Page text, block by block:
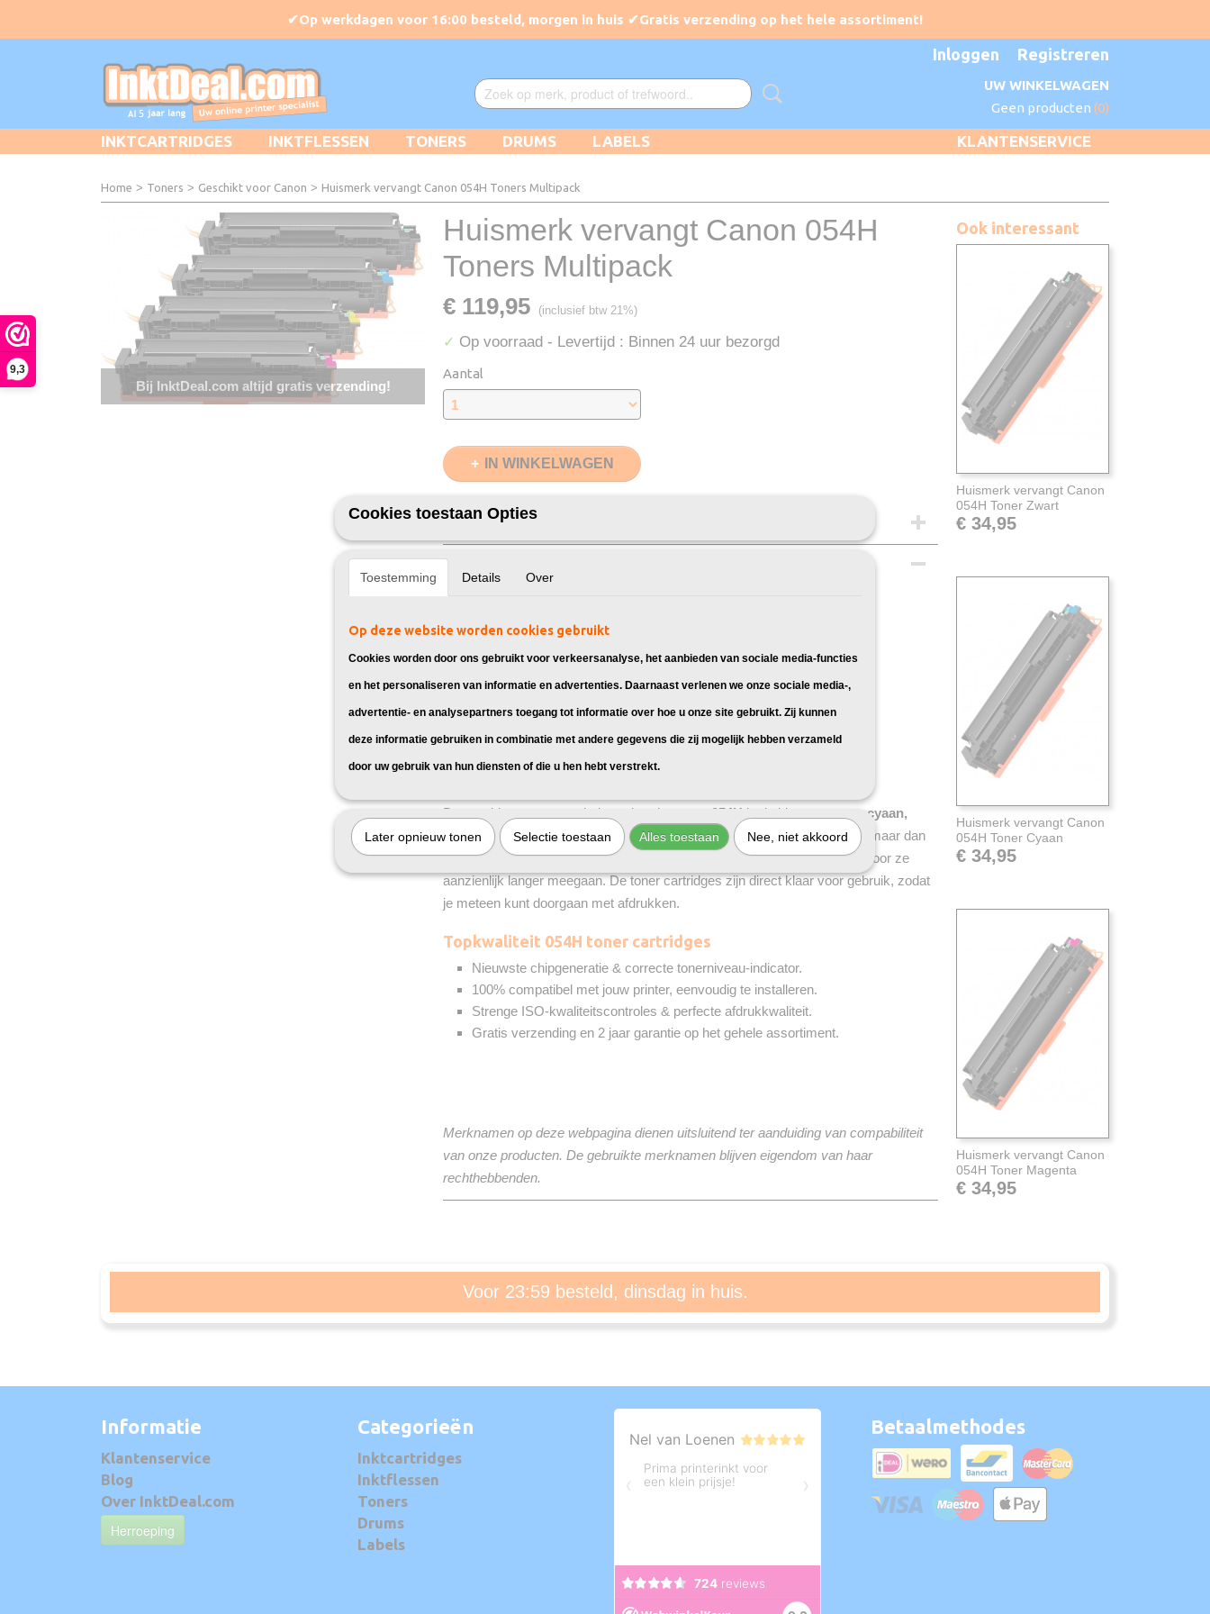
9,3
Inloggen Registreren
UW WINKELWAGEN
Geen producten (0)
KLANTENSERVICE
INKTCARTRIDGES INKTFLESSEN TONERS DRUMS LABELS
Home > Toners > Geschikt voor Canon > Huismerk vervangt Canon 054H Toners Multipack
Bij InktDeal.com altijd gratis verzending!
Huismerk vervangt Canon 054H
Toners Multipack
€ 119,95 (inclusief btw 21%)
✓ Op voorraad - Levertijd : Binnen 24 uur bezorgd
Aantal
IN WINKELWAGEN
Specificaties
Zwart
Geel
Verzendmethode
Pakketpost
Garantie
2 Jaar
Omschrijving
Canon i-Sensys LBP623CDW
Canon i-Sensys MF641CW
Canon i-Sensys MF643CDW
Canon i-Sensys MF645CX
De cartridges van onze huismerkvariant voor 054H in de kleuren
zwart, cyaan,
magentaengeelzijn minstens zo goed als de originele toner cartridges, maar dan
veel voordeliger. Sterker nog: onze cartridges bevatten méér toner, waardoor ze
aanzienlijk langer meegaan. De toner cartridges zijn direct klaar voor gebruik, zodat
je meteen kunt doorgaan met afdrukken.
Topkwaliteit 054H toner cartridges
Nieuwste chipgeneratie & correcte tonerniveau-indicator.
100% compatibel met jouw printer, eenvoudig te installeren.
Strenge ISO-kwaliteitscontroles & perfecte afdrukkwaliteit.
Gratis verzending en 2 jaar garantie op het gehele assortiment.
Merknamen op deze webpagina dienen uitsluitend ter aanduiding van compabiliteit
van onze producten. De gebruikte merknamen blijven eigendom van haar
rechthebbenden.
Ook interessant
Huismerk vervangt Canon
054H Toner Zwart
€ 34,95
Huismerk vervangt Canon
054H Toner Cyaan
€ 34,95
Huismerk vervangt Canon
054H Toner Magenta
€ 34,95
Voor 23:59 besteld, dinsdag in huis.
Informatie
Klantenservice
Blog
Over InktDeal.com
Herroeping
Categorieën
Inktcartridges
Inktflessen
Toners
Drums
Labels
Betaalmethodes
Cookies toestaan Opties
Toestemming Details Over
Op deze website worden cookies gebruikt
Cookies worden door ons gebruikt voor verkeersanalyse, het aanbieden van sociale media-functies
en het personaliseren van informatie en advertenties. Daarnaast verlenen we onze sociale media-,
advertentie- en analysepartners toegang tot informatie over hoe u onze site gebruikt. Zij kunnen
deze informatie gebruiken in combinatie met andere gegevens die zij mogelijk hebben verzameld
door uw gebruik van hun diensten of die u hen hebt verstrekt.
Later opnieuw tonen Selectie toestaan Alles toestaan Nee, niet akkoord